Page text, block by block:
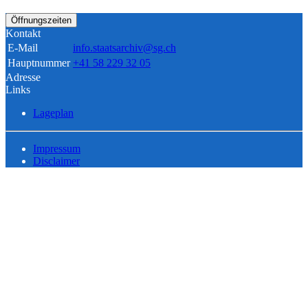
Öffnungszeiten
Kontakt
E-Mail
info.staatsarchiv@sg.ch
Hauptnummer +41 58 229 32 05
Adresse
Links
Lageplan
Impressum
Disclaimer